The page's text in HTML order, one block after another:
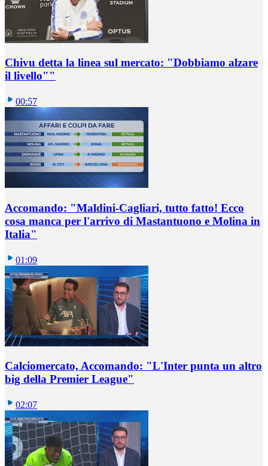
Chivu detta la linea sul mercato: "Dobbiamo alzare
il livello""
00:57
Accomando: "Maldini-Cagliari, tutto fatto! Ecco
cosa manca per l'arrivo di Mastantuono e Molina in
Italia"
01:09
Calciomercato, Accomando: "L'Inter punta un altro
big della Premier League"
02:07